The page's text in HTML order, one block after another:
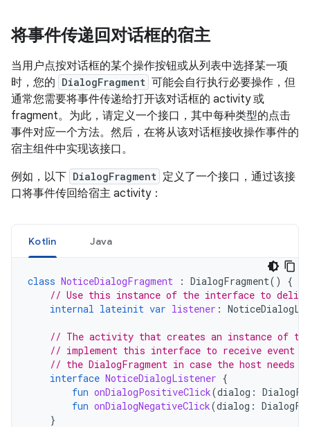
将事件传递回对话框的宿主
当用户点按对话框的某个操作按钮或从列表中选择某一项
时，您的 DialogFragment 可能会自行执行必要操作，但
通常您需要将事件传递给打开该对话框的 activity 或
fragment。为此，请定义一个接口，其中每种类型的点击
事件对应一个方法。然后，在将从该对话框接收操作事件的
宿主组件中实现该接口。
例如，以下 DialogFragment 定义了一个接口，通过该接
口将事件传回给宿主 activity：
Kotlin Java
class NoticeDialogFragment : DialogFragment()
{
// Use this instance of the interface to
internal lateinit var listener :
// The activity that creates an instance of
// implement this interface to receive event
// the DialogFragment in case the host needs
interface NoticeDialogListener {
fun onDialogPositiveClick(dialog :
fun onDialogNegativeClick(dialog :
}